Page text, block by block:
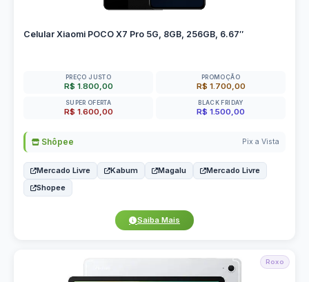
Celular Xiaomi POCO X7 Pro 5G, 8GB, 256GB, 6.67″
PREÇO JUSTO
R$ 1.800,00
PROMOÇÃO
R$ 1.700,00
SUPER OFERTA
R$ 1.600,00
BLACK FRIDAY
R$ 1.500,00
Shôpee Pix a Vista
Mercado Livre Kabum Magalu
Mercado Livre
Shopee
Saiba Mais
Roxo